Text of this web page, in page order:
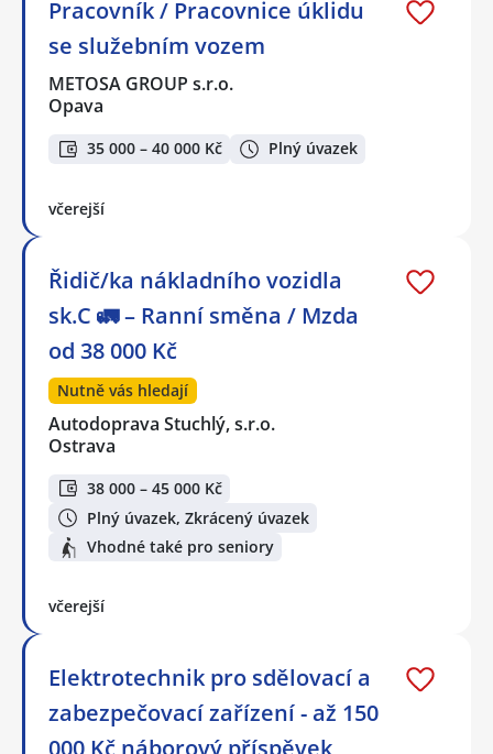
Pracovník / Pracovnice úklidu
se služebním vozem
METOSA GROUP s.r.o.
Opava
35 000 – 40 000 Kč Plný úvazek
včerejší
Řidič/ka nákladního vozidla
sk.C 🚛 – Ranní směna / Mzda
od 38 000 Kč
Nutně vás hledají
Autodoprava Stuchlý, s.r.o.
Ostrava
38 000 – 45 000 Kč
Plný úvazek, Zkrácený úvazek
Vhodné také pro seniory
včerejší
Elektrotechnik pro sdělovací a
zabezpečovací zařízení - až 150